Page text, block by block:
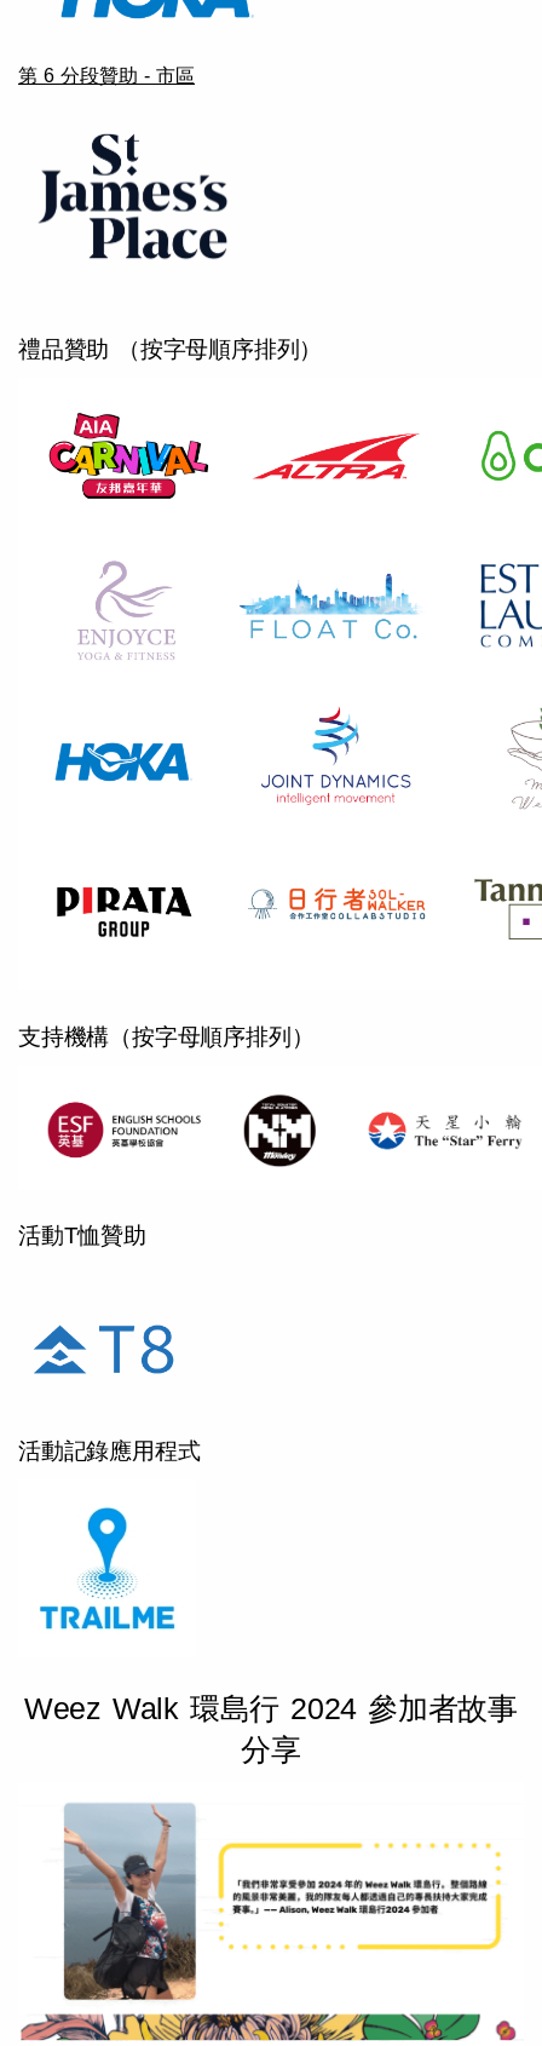
第 6 分段贊助 - 市區
禮品贊助 （按字母順序排列）
支持機構（按字母順序排列）
活動T恤贊助
活動記錄應用程式
Weez Walk 環島行 2024 參加者故事
分享